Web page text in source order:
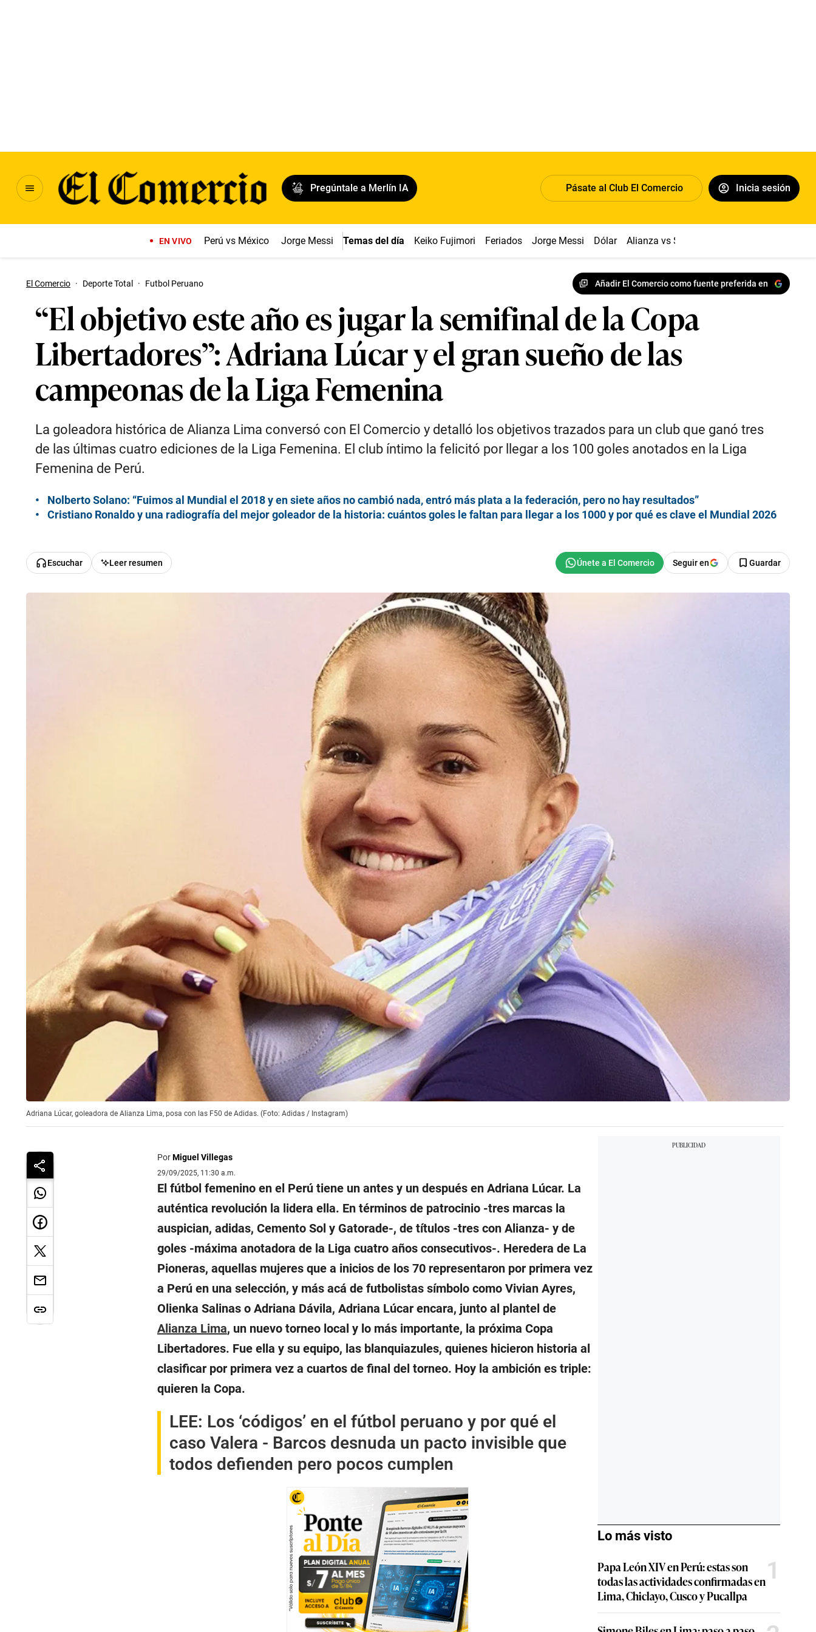
Pregúntale a Merlín IA Pásate al Club El Comercio Inicia sesión
EN VIVO Perú vs México Jorge Messi Temas del día Keiko Fujimori Feriados Jorge Messi Dólar Alianza vs Sport Boys
El Comercio · Deporte Total · Futbol Peruano Añadir El Comercio como fuente preferida en
“El objetivo este año es jugar la semifinal de la Copa
Libertadores”: Adriana Lúcar y el gran sueño de las
campeonas de la Liga Femenina
La goleadora histórica de Alianza Lima conversó con El Comercio y detalló los objetivos trazados para un club que ganó tres
de las últimas cuatro ediciones de la Liga Femenina. El club íntimo la felicitó por llegar a los 100 goles anotados en la Liga
Femenina de Perú.
Nolberto Solano: “Fuimos al Mundial el 2018 y en siete años no cambió nada, entró más plata a la federación, pero no hay resultados”
Cristiano Ronaldo y una radiografía del mejor goleador de la historia: cuántos goles le faltan para llegar a los 1000 y por qué es clave el Mundial 2026
Escuchar Leer resumen Seguir en Guardar
Adriana Lúcar, goleadora de Alianza Lima, posa con las F50 de Adidas. (Foto: Adidas / Instagram)
PorMiguel Villegas
29/09/2025, 11:30 a.m.
El fútbol femenino en el Perú tiene un antes y un después en Adriana Lúcar. La
auténtica revolución la lidera ella. En términos de patrocinio -tres marcas la
auspician, adidas, Cemento Sol y Gatorade-, de títulos -tres con Alianza- y de
goles -máxima anotadora de la Liga cuatro años consecutivos-. Heredera de La
Pioneras, aquellas mujeres que a inicios de los 70 representaron por primera vez
a Perú en una selección, y más acá de futbolistas símbolo como Vivian Ayres,
Olienka Salinas o Adriana Dávila, Adriana Lúcar encara, junto al plantel de
Alianza Lima, un nuevo torneo local y lo más importante, la próxima Copa
Libertadores. Fue ella y su equipo, las blanquiazules, quienes hicieron historia al
clasificar por primera vez a cuartos de final del torneo. Hoy la ambición es triple:
quieren la Copa.
LEE: Los ‘códigos’ en el fútbol peruano y por qué el
caso Valera - Barcos desnuda un pacto invisible que
todos defienden pero pocos cumplen
Lo más visto
Papa León XIV en Perú: estas son
todas las actividades confirmadas en
Lima, Chiclayo, Cusco y Pucallpa
1